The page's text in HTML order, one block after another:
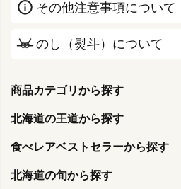
その他注意事項について
のし（熨斗）について
商品カテゴリから探す
北海道の王道から探す
食べレアベストセラーから探す
北海道の旬から探す